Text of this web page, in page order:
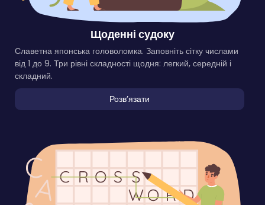
Щоденні судоку
Славетна японська головоломка. Заповніть сітку числами
від 1 до 9. Три рівні складності щодня: легкий, середній і
складний.
Розвʼязати